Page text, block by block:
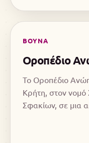
ΒΟΥΝΑ
Οροπέδιο
Το Οροπέδιο
Κρήτη, στον νομό
Σφακίων, σε μια